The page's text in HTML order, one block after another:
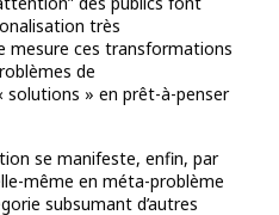
très
mesure ces transformations
de
» en prêt-à-penser
se manifeste, enfin, par
même en méta-problème
subsumant d’autres